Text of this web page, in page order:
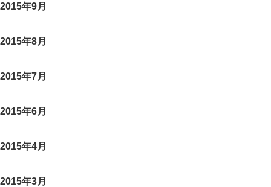
2015年9月
2015年8月
2015年7月
2015年6月
2015年4月
2015年3月